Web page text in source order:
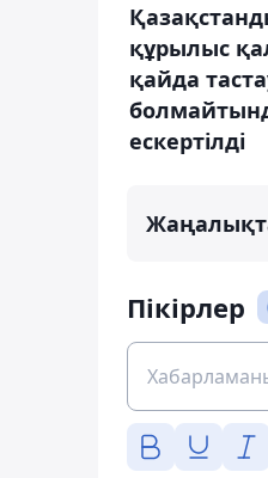
құрылыс
қайда
ескертілді
Пікірлер